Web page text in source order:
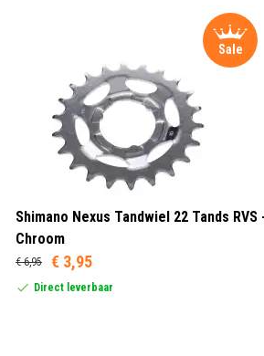
Sale
Shimano Nexus Tandwiel 22 Tands RVS
Chroom
€ 6,95 € 3,95
Direct leverbaar